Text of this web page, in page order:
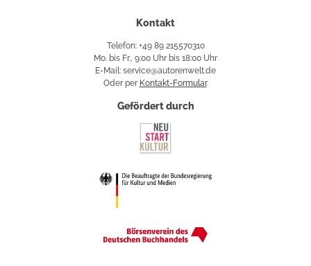
Kontakt
Telefon: +49 89 215570310
Mo. bis Fr., 9:00 Uhr bis 18:00 Uhr
E-Mail: service@autorenwelt.de
Oder per Kontakt-Formular.
Gefördert durch